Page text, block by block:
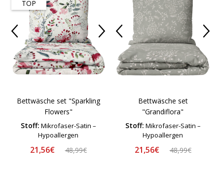
TOP
Bettwäsche set "Sparkling
Flowers"
Stoff: Mikrofaser-Satin –
Hypoallergen
21,56€ 48,99€
Bettwäsche set
"Grandiflora"
Stoff: Mikrofaser-Satin –
Hypoallergen
21,56€ 48,99€